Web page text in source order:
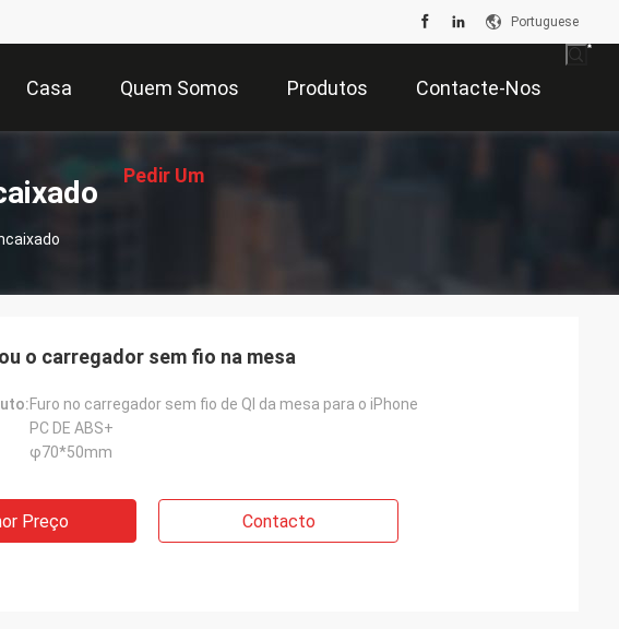
Portuguese
Casa Quem Somos Produtos Contacte-Nos
Pedir Um
o carregador sem fio na mesa
Furo no carregador sem fio de QI da mesa para o iPhone
PC DE ABS+
φ70*50mm
Preço Contacto